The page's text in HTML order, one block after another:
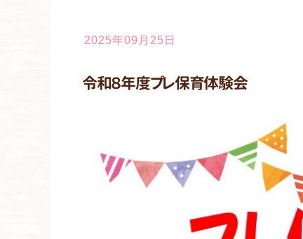
2025年09月25日
令和８年度プレ保育体験会